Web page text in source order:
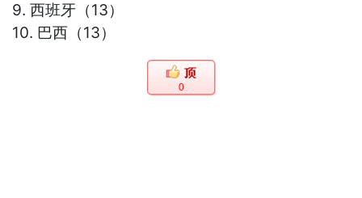
9. 西班牙（13）
10. 巴西（13）
0